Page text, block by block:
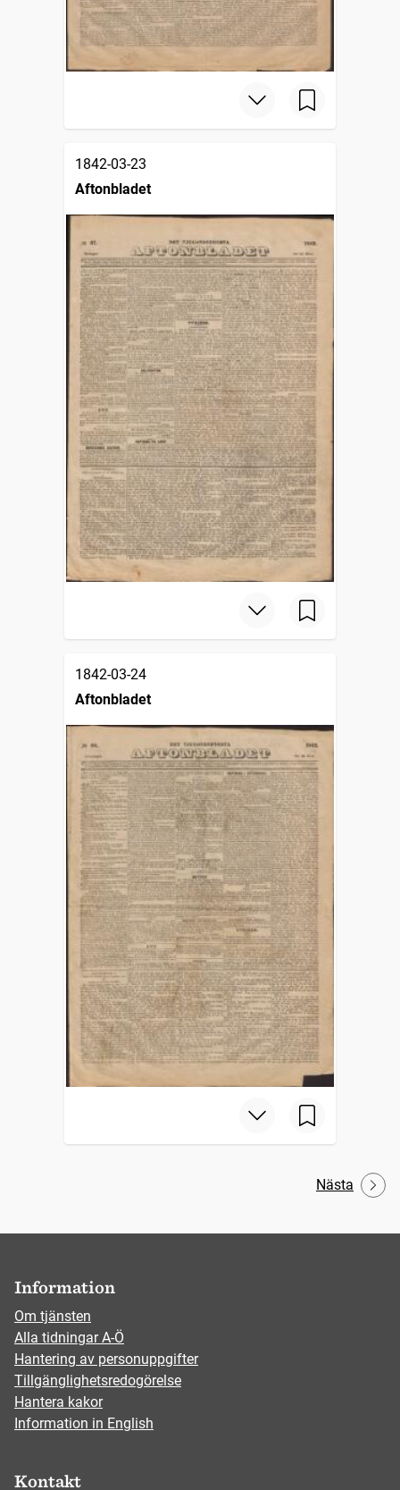
1842-03-23
Aftonbladet
1842-03-24
Aftonbladet
Nästa
Information
Om tjänsten
Alla tidningar A-Ö
Hantering av personuppgifter
Tillgänglighetsredogörelse
Hantera kakor
Information in English
Kontakt